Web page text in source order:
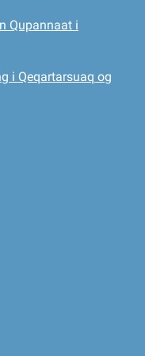
Qupannaat i
i Qeqartarsuaq og